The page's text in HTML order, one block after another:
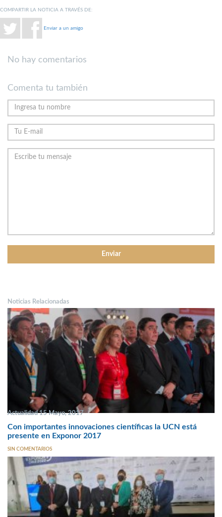
COMPARTIR LA NOTICIA A TRAVÉS DE:
Enviar a un amigo
No hay comentarios
Comenta tu también
Noticias Relacionadas
Actualidad 15 Mayo, 2017
Con importantes innovaciones científicas la UCN está
presente en Exponor 2017
SIN COMENTARIOS